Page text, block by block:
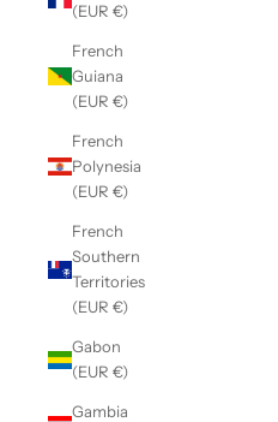
(EUR €)
French
Guiana
(EUR €)
French
Polynesia
(EUR €)
French
Southern
Territories
(EUR €)
Gabon
(EUR €)
Gambia